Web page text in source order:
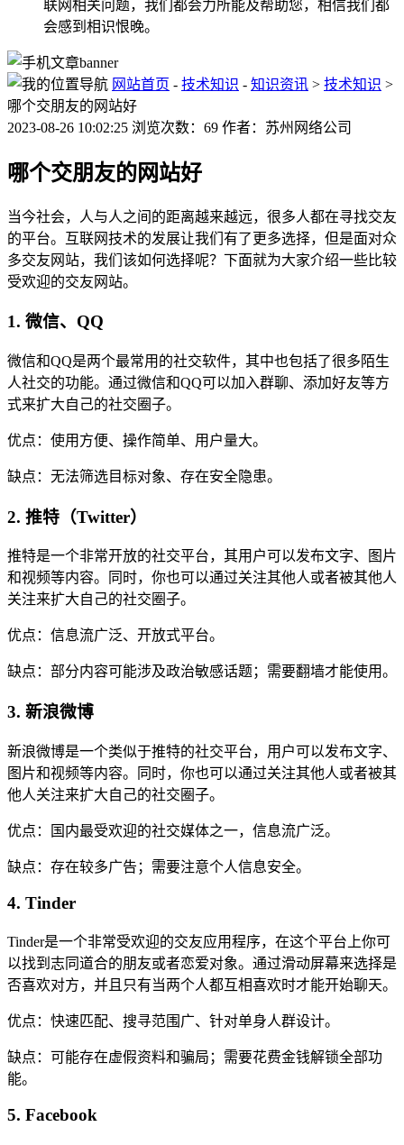
联网相关问题，我们都会力所能及帮助您，相信我们都
会感到相识恨晚。
网站首页 - 技术知识 - 知识资讯 > 技术知识 >
哪个交朋友的网站好
2023-08-26 10:02:25 浏览次数：69 作者：苏州网络公司
哪个交朋友的网站好
当今社会，人与人之间的距离越来越远，很多人都在寻找交友
的平台。互联网技术的发展让我们有了更多选择，但是面对众
多交友网站，我们该如何选择呢？下面就为大家介绍一些比较
受欢迎的交友网站。
1. 微信、QQ
微信和QQ是两个最常用的社交软件，其中也包括了很多陌生
人社交的功能。通过微信和QQ可以加入群聊、添加好友等方
式来扩大自己的社交圈子。
优点：使用方便、操作简单、用户量大。
缺点：无法筛选目标对象、存在安全隐患。
2. 推特（Twitter）
推特是一个非常开放的社交平台，其用户可以发布文字、图片
和视频等内容。同时，你也可以通过关注其他人或者被其他人
关注来扩大自己的社交圈子。
优点：信息流广泛、开放式平台。
缺点：部分内容可能涉及政治敏感话题；需要翻墙才能使用。
3. 新浪微博
新浪微博是一个类似于推特的社交平台，用户可以发布文字、
图片和视频等内容。同时，你也可以通过关注其他人或者被其
他人关注来扩大自己的社交圈子。
优点：国内最受欢迎的社交媒体之一，信息流广泛。
缺点：存在较多广告；需要注意个人信息安全。
4. Tinder
Tinder是一个非常受欢迎的交友应用程序，在这个平台上你可
以找到志同道合的朋友或者恋爱对象。通过滑动屏幕来选择是
否喜欢对方，并且只有当两个人都互相喜欢时才能开始聊天。
优点：快速匹配、搜寻范围广、针对单身人群设计。
缺点：可能存在虚假资料和骗局；需要花费金钱解锁全部功
能。
5. Facebook